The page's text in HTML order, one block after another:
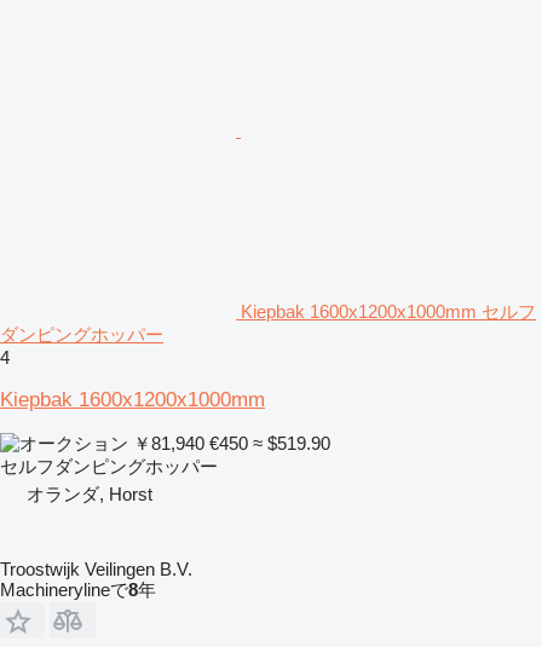
Kiepbak 1600x1200x1000mm セルフ
ダンピングホッパー
4
Kiepbak 1600x1200x1000mm
￥81,940 €450 ≈ $519.90
セルフダンピングホッパー
オランダ, Horst
Troostwijk Veilingen B.V.
Machinerylineで8年